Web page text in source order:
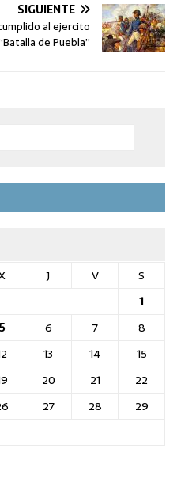
SIGUIENTE
al ejercito
de Puebla”
J V
S
1
5 6 7
8
13 14
15
20 21
22
27 28
29